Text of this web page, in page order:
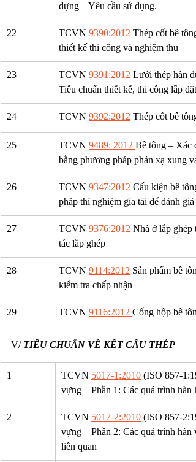
dựng – Yêu cầu sử dụng.
22 TCVN 9390:2012 Thép cốt bê
thiết kế thi công và nghiệm thu
23 TCVN 9391:2012 Lưới thép hàn
Tiêu chuẩn thiết kế, thi công lắp
24 TCVN 9392:2012 Thép cốt bê
25 TCVN 9489: 2012 Bê tông – Xác
bằng phương pháp phản xạ xung va
26 TCVN 9347:2012 Cấu kiện bê
pháp thí nghiệm gia tải để đánh
27 TCVN 9376:2012 Nhà ở lắp
tác lắp ghép
28 TCVN 9114:2012 Sản phẩm bê
kiểm tra chấp nhận
29 TCVN 9116:2012 Cống hộp bê
V/ TIÊU CHUẨN VỀ KẾT CẤU THÉP
1 TCVN 5017-1:2010 (ISO 857-
vựng – Phần 1: Các quá trình hàn
2 TCVN 5017-2:2010 (ISO 857-
vựng – Phần 2: Các quá trình
liên quan